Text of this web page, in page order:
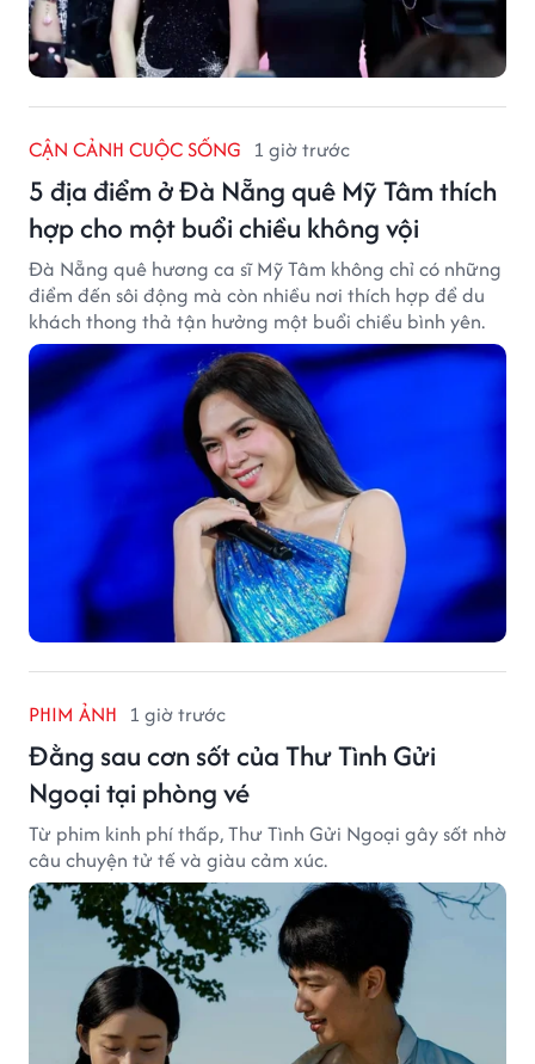
CẬN CẢNH CUỘC SỐNG 1 giờ trước
5 địa điểm ở Đà Nẵng quê Mỹ Tâm thích
hợp cho một buổi chiều không vội
Đà Nẵng quê hương ca sĩ Mỹ Tâm không chỉ có những
điểm đến sôi động mà còn nhiều nơi thích hợp để du
khách thong thả tận hưởng một buổi chiều bình yên.
PHIM ẢNH 1 giờ trước
Đằng sau cơn sốt của Thư Tình Gửi
Ngoại tại phòng vé
Từ phim kinh phí thấp, Thư Tình Gửi Ngoại gây sốt nhờ
câu chuyện tử tế và giàu cảm xúc.